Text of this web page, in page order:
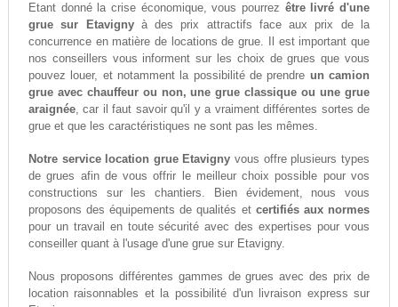
Etant donné la crise économique, vous pourrez être livré d'une
grue sur Etavignyà des prix attractifs face aux prix de la
concurrence en matière de locations de grue. Il est important que
nos conseillers vous informent sur les choix de grues que vous
pouvez louer, et notamment la possibilité de prendre un camion
grue avec chauffeur ou non, une grue classique ou une grue
araignée, car il faut savoir qu'il y a vraiment différentes sortes de
grue et que les caractéristiques ne sont pas les mêmes.
Notre service location grue Etavigny vous offre plusieurs types
de grues afin de vous offrir le meilleur choix possible pour vos
constructions sur les chantiers. Bien évidement, nous vous
proposons des équipements de qualités et certifiés aux normes
pour un travail en toute sécurité avec des expertises pour vous
conseiller quant à l'usage d'une grue sur Etavigny.
Nous proposons différentes gammes de grues avec des prix de
location raisonnables et la possibilité d'un livraison express sur